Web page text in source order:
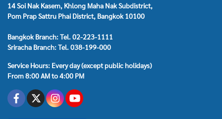
14 Soi Nak Kasem, Khlong Maha Nak Subdistrict,
Pom Prap Sattru Phai District, Bangkok 10100
Bangkok Branch: Tel. 02-223-1111
Sriracha Branch: Tel. 038-199-000
Service Hours: Every day (except public holidays)
From 8:00 AM to 4:00 PM